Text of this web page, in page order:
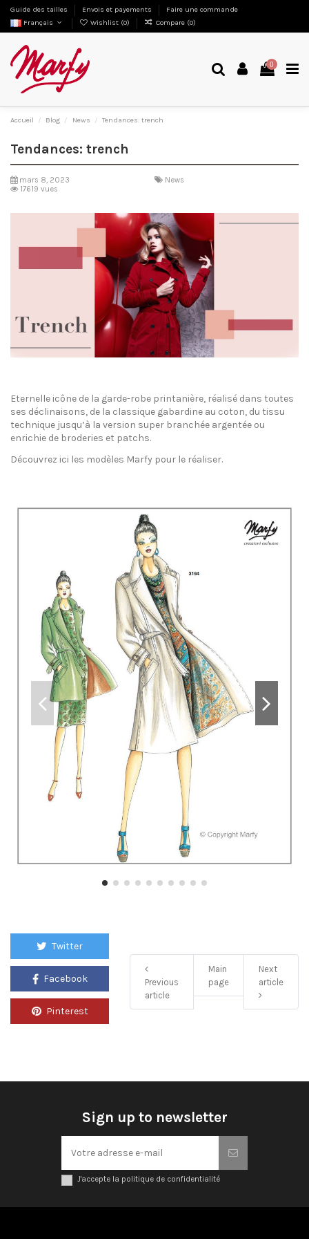
Guide des tailles Envois et payements
Faire une commande
Français
Wishlist (0) Compare (0)
0
Accueil Blog News Tendances: trench
Tendances: trench
mars 8, 2023
News
17619 vues
Eternelle icône de la garde-robe printanière, réalisé dans toutes
ses déclinaisons, de la classique gabardine au coton, du tissu
technique jusqu’à la version super branchée argentée ou
enrichie de broderies et patchs.
Découvrez ici les modèles Marfy pour le réaliser.
Twitter
Facebook
Pinterest
Previous
article
Main
page
Next
article
Sign up to newsletter
J'accepte la politique de confidentialité